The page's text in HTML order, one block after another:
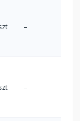
–
–